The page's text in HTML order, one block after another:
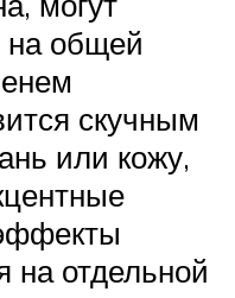
на общей
скучным
или кожу,
на отдельной